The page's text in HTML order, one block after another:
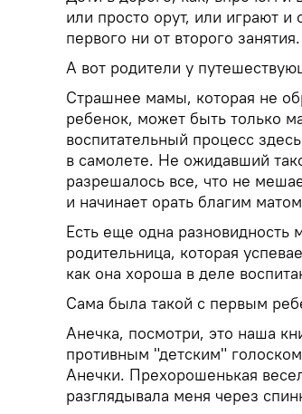
или просто орут, или играют
первого ни от второго занятия.
А вот родители у
Страшнее мамы, которая не
ребенок, может быть только
воспитательный процесс
в самолете. Не ожидавший
разрешалось все, что не
и начинает орать благим
Есть еще одна разновидность
родительница, которая
как она хороша в деле
Сама была такой с первым
Анечка, посмотри, это наша
противным "детским"
Анечки. Прехорошенькая
разглядывала меня через